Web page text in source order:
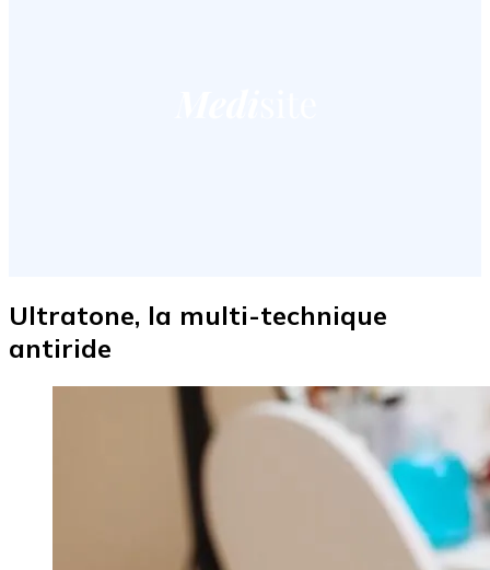
Ultratone, la multi-technique
antiride